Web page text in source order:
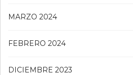
MARZO 2024
FEBRERO 2024
DICIEMBRE 2023